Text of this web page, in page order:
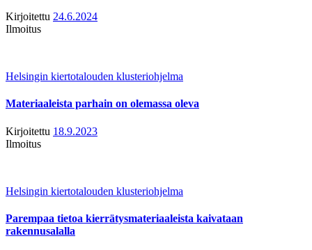
Kirjoitettu 24.6.2024
Ilmoitus
Helsingin kiertotalouden klusteriohjelma
Materiaaleista parhain on olemassa oleva
Kirjoitettu 18.9.2023
Ilmoitus
Helsingin kiertotalouden klusteriohjelma
Parempaa tietoa kierrätysmateriaaleista kaivataan
rakennusalalla